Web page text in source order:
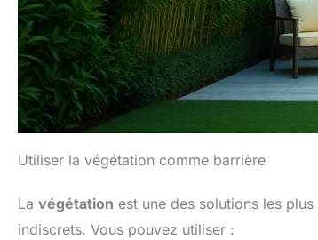
Utiliser la végétation comme barrière
La végétation est une des solutions les plus
indiscrets. Vous pouvez utiliser :